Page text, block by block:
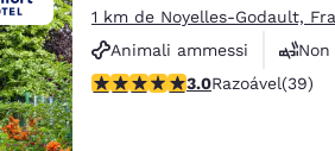
Français
Deutschland
Deutsch
1 km de Noyelles-Godault,
Animali ammessi
classificação 3.03 estrelas.
3.0Razoável(39)